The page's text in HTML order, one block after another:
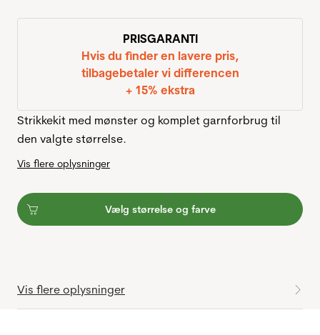
PRISGARANTI
Hvis du finder en lavere pris,
tilbagebetaler vi differencen
+ 15% ekstra
Strikkekit med mønster og komplet garnforbrug til
den valgte størrelse.
Vis flere oplysninger
Vælg størrelse og farve
Vis flere oplysninger